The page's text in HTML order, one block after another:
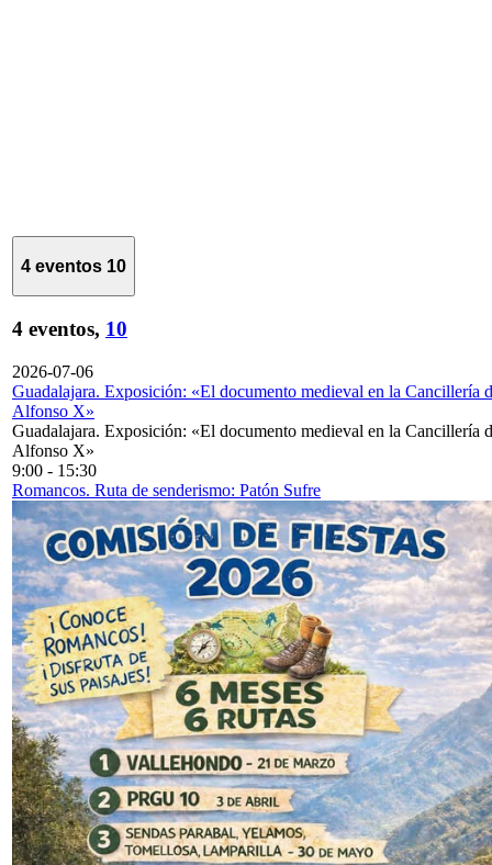
4 eventos 10
4 eventos, 10
2026-07-06
Guadalajara. Exposición: «El documento medieval en la Cancillería
Alfonso X»
Guadalajara. Exposición: «El documento medieval en la Cancillería
Alfonso X»
9:00 - 15:30
Romancos. Ruta de senderismo: Patón Sufre